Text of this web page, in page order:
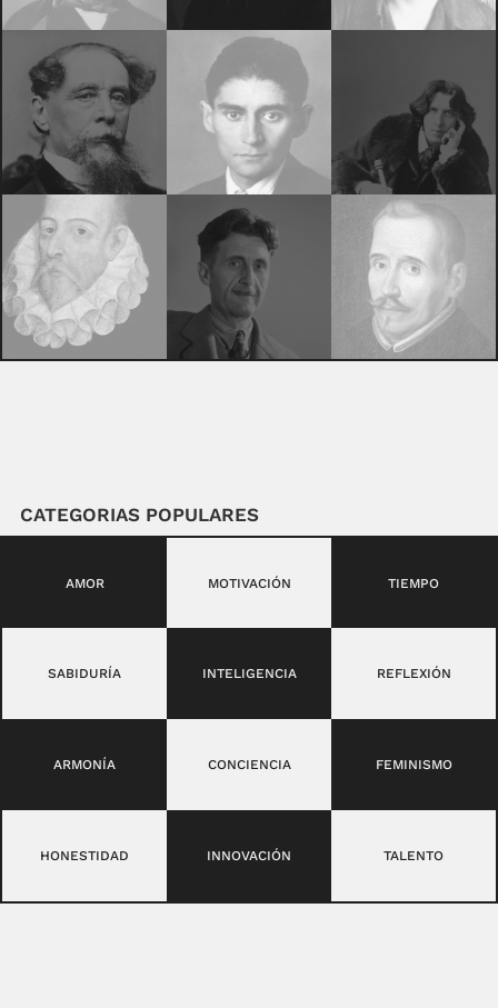
CATEGORIAS POPULARES
AMOR MOTIVACIÓN TIEMPO
SABIDURÍA INTELIGENCIA REFLEXIÓN
ARMONÍA CONCIENCIA FEMINISMO
HONESTIDAD INNOVACIÓN TALENTO